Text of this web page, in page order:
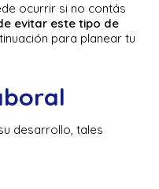
ocurrir si no contás
evitar este tipo de
para planear tu
desarrollo, tales